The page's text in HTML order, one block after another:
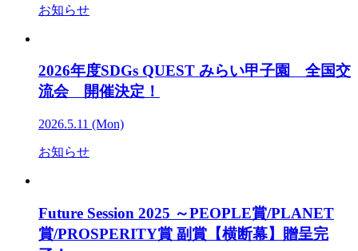
お知らせ
2026年度SDGs QUEST みらい甲子園 全国交
流会 開催決定！
2026.5.11 (Mon)
お知らせ
Future Session 2025 ～PEOPLE賞/PLANET
賞/PROSPERITY賞 副賞【横断幕】贈呈完